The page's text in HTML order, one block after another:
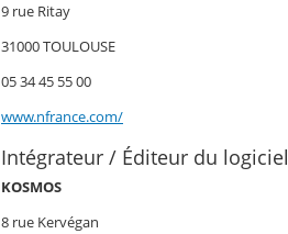
9 rue Ritay
31000 TOULOUSE
05 34 45 55 00
www.nfrance.com/
Intégrateur / Éditeur du logiciel
KOSMOS
8 rue Kervégan